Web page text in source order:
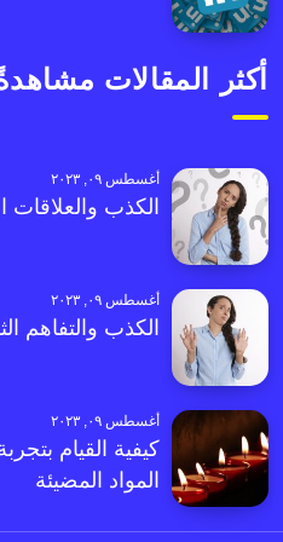
أكثر المقالات
أغسطس ٠٩, ٢٠٢٣
الكذب والعلاقات
أغسطس ٠٩, ٢٠٢٣
الكذب والتفاهم
أغسطس ٠٩, ٢٠٢٣
كيفية القيام
المواد المضيئة